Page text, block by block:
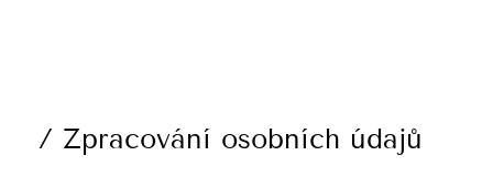
/ Zpracování osobních údajů